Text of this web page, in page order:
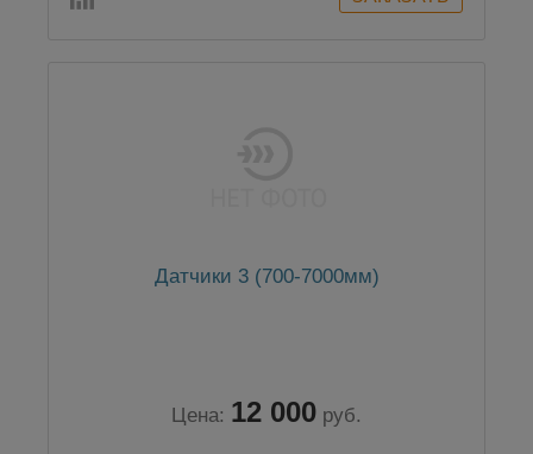
Датчики 3 (700-7000мм)
Цена: 12 000 руб.